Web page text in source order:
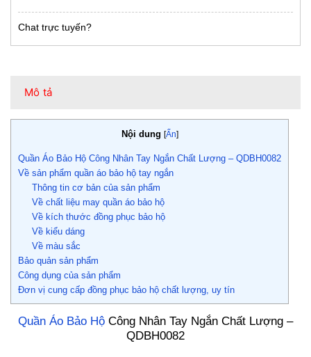
Chat trực tuyến?
Mô tả
Nội dung [Ẩn]
Quần Áo Bảo Hộ Công Nhân Tay Ngắn Chất Lượng – QDBH0082
Về sản phẩm quần áo bảo hộ tay ngắn
Thông tin cơ bản của sản phẩm
Về chất liệu may quần áo bảo hộ
Về kích thước đồng phục bảo hộ
Về kiểu dáng
Về màu sắc
Bảo quản sản phẩm
Công dụng của sản phẩm
Đơn vị cung cấp đồng phục bảo hộ chất lượng, uy tín
Quần Áo Bảo Hộ Công Nhân Tay Ngắn Chất Lượng –
QDBH0082